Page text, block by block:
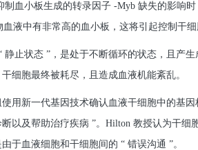
血小板生成的转录因子 -Myb 缺失的影响
液中有非常高的血小板，这将引起控制干细
静止状态 ”，是处于不断循环的状态，且产
细胞最终被耗尽，且造成血液机能紊乱。
使用新一代基因技术确认血液干细胞中的基
以及帮助治疗疾病 ”。Hilton 教授认为干细
于血液细胞和干细胞间的 “ 错误沟通 ”。